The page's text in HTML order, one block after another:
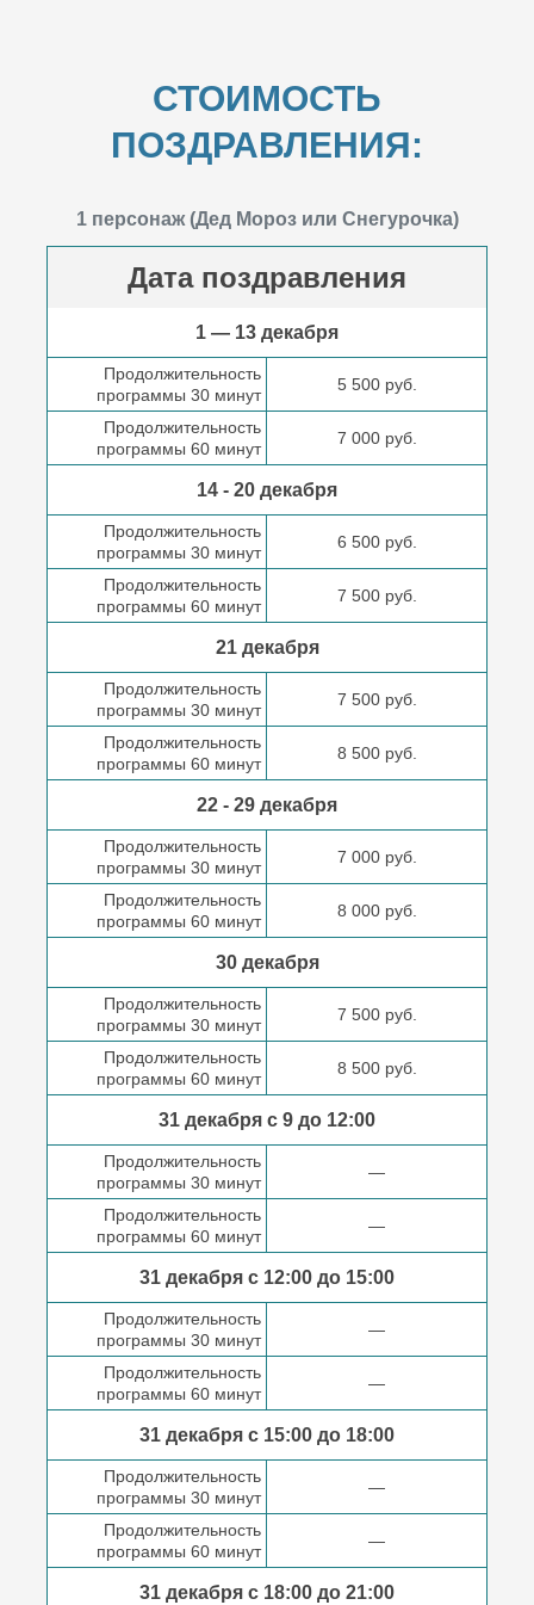
СТОИМОСТЬ
ПОЗДРАВЛЕНИЯ:
1 персонаж (Дед Мороз или Снегурочка)
Дата поздравления
1 — 13 декабря
Продолжительность
программы 30 минут
5 500 руб.
Продолжительность
программы 60 минут
7 000 руб.
14 - 20 декабря
Продолжительность
программы 30 минут
6 500 руб.
Продолжительность
программы 60 минут
7 500 руб.
21 декабря
Продолжительность
программы 30 минут
7 500 руб.
Продолжительность
программы 60 минут
8 500 руб.
22 - 29 декабря
Продолжительность
программы 30 минут
7 000 руб.
Продолжительность
программы 60 минут
8 000 руб.
30 декабря
Продолжительность
программы 30 минут
7 500 руб.
Продолжительность
программы 60 минут
8 500 руб.
31 декабря с 9 до 12:00
Продолжительность
программы 30 минут
—
Продолжительность
программы 60 минут
—
31 декабря с 12:00 до 15:00
Продолжительность
программы 30 минут
—
Продолжительность
программы 60 минут
—
31 декабря с 15:00 до 18:00
Продолжительность
программы 30 минут
—
Продолжительность
программы 60 минут
—
31 декабря с 18:00 до 21:00